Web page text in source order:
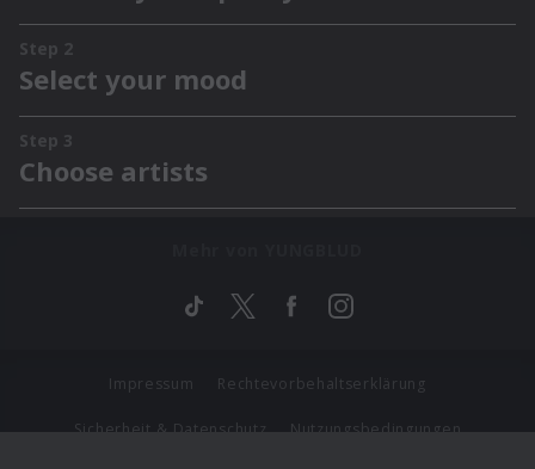
Impressum Rechtevorbehaltserklärung
Sicherheit & Datenschutz Nutzungsbedingungen